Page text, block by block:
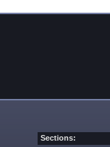
Sections: